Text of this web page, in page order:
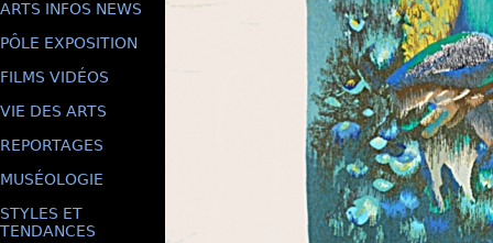
ARTS INFOS NEWS
PÔLE EXPOSITION
FILMS VIDÉOS
VIE DES ARTS
REPORTAGES
MUSÉOLOGIE
STYLES ET
TENDANCES